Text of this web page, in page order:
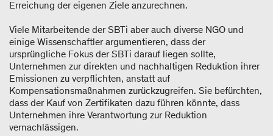
Erreichung der eigenen Ziele anzurechnen.
Viele Mitarbeitende der SBTi aber auch diverse NGO und
einige Wissenschaftler argumentieren, dass der
ursprüngliche Fokus der SBTi darauf liegen sollte,
Unternehmen zur direkten und nachhaltigen Reduktion ihrer
Emissionen zu verpflichten, anstatt auf
Kompensationsmaßnahmen zurückzugreifen. Sie befürchten,
dass der Kauf von Zertifikaten dazu führen könnte, dass
Unternehmen ihre Verantwortung zur Reduktion
vernachlässigen.